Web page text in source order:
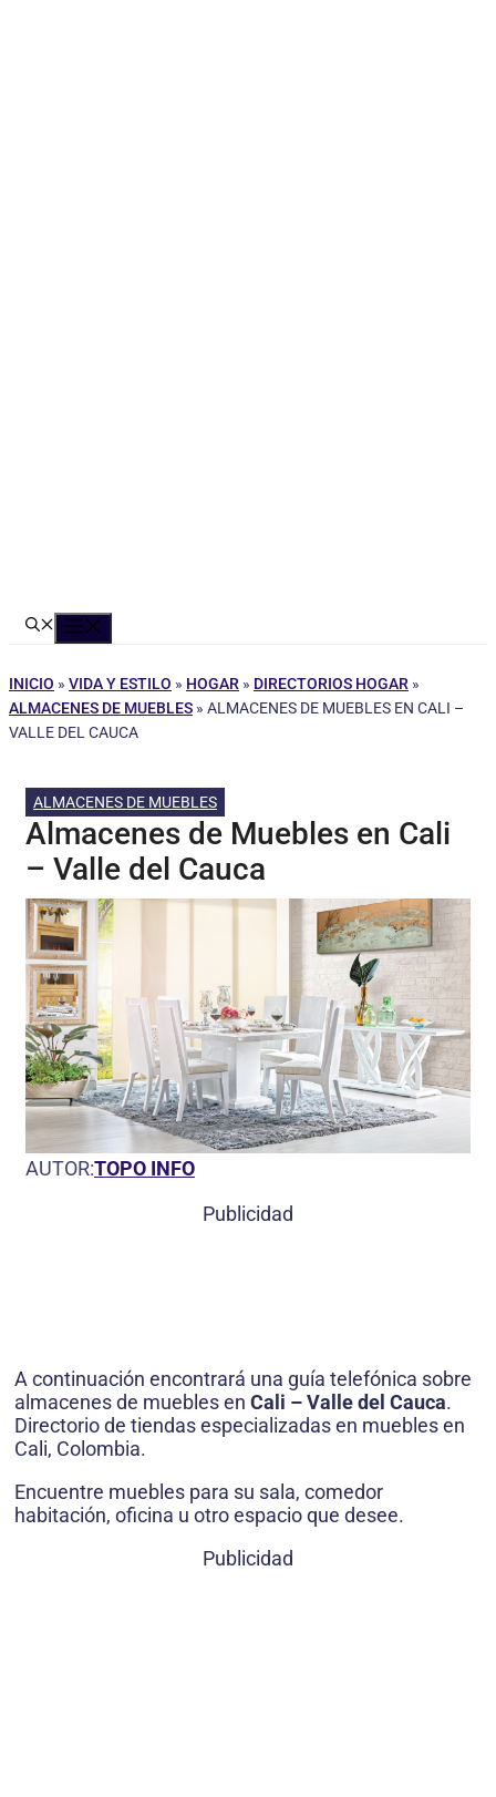
INICIO » VIDA Y ESTILO » HOGAR » DIRECTORIOS HOGAR »
ALMACENES DE MUEBLES » ALMACENES DE MUEBLES EN CALI –
VALLE DEL CAUCA
ALMACENES DE MUEBLES
Almacenes de Muebles en Cali
– Valle del Cauca
AUTOR:TOPO INFO
Publicidad
A continuación encontrará una guía telefónica sobre
almacenes de muebles en Cali – Valle del Cauca.
Directorio de tiendas especializadas en muebles en
Cali, Colombia.
Encuentre muebles para su sala, comedor
habitación, oficina u otro espacio que desee.
Publicidad